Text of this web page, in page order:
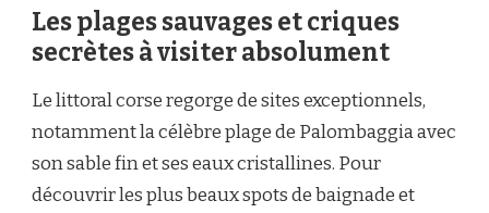
Les plages sauvages et criques
secrètes à visiter absolument
Le littoral corse regorge de sites exceptionnels,
notamment la célèbre plage de Palombaggia avec
son sable fin et ses eaux cristallines. Pour
découvrir les plus beaux spots de baignade et